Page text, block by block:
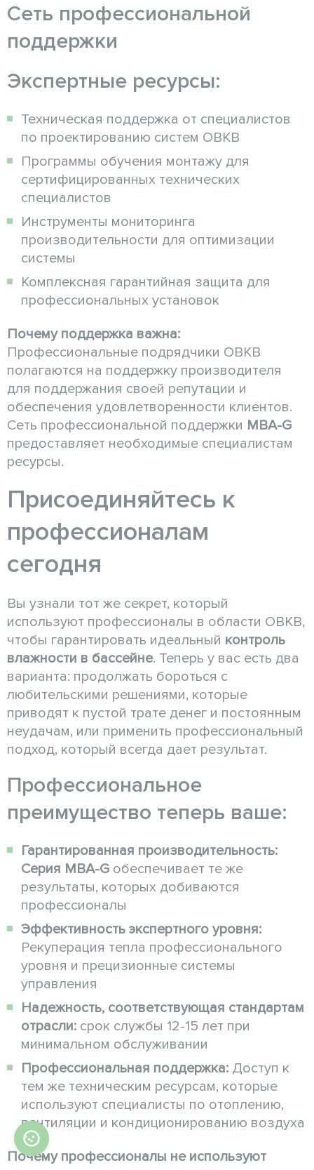
Сеть профессиональной
поддержки
Экспертные ресурсы:
Техническая поддержка от специалистов
по проектированию систем ОВКВ
Программы обучения монтажу для
сертифицированных технических
специалистов
Инструменты мониторинга
производительности для оптимизации
системы
Комплексная гарантийная защита для
профессиональных установок
Почему поддержка важна:
Профессиональные подрядчики ОВКВ
полагаются на поддержку производителя
для поддержания своей репутации и
обеспечения удовлетворенности клиентов.
Сеть профессиональной поддержки MBA-G
предоставляет необходимые специалистам
ресурсы.
Присоединяйтесь к
профессионалам
сегодня
Вы узнали тот же секрет, который
используют профессионалы в области ОВКВ,
чтобы гарантировать идеальный контроль
влажности в бассейне. Теперь у вас есть два
варианта: продолжать бороться с
любительскими решениями, которые
приводят к пустой трате денег и постоянным
неудачам, или применить профессиональный
подход, который всегда дает результат.
Профессиональное
преимущество теперь ваше:
Гарантированная производительность:
Серия MBA-G обеспечивает те же
результаты, которых добиваются
профессионалы
Эффективность экспертного уровня:
Рекуперация тепла профессионального
уровня и прецизионные системы
управления
Надежность, соответствующая стандартам
отрасли: срок службы 12-15 лет при
минимальном обслуживании
Профессиональная поддержка: Доступ к
тем же техническим ресурсам, которые
используют специалисты по отоплению,
вентиляции и кондиционированию воздуха
Почему профессионалы не используют